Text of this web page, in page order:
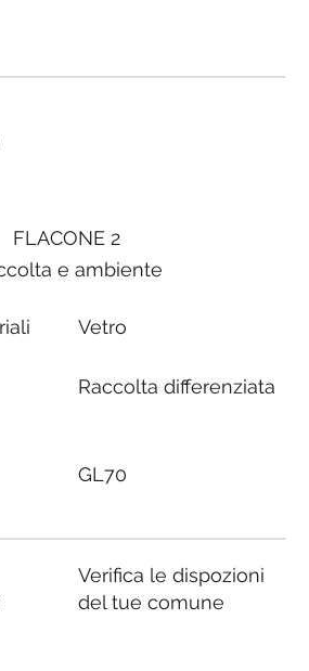
FLACONE 2
e ambiente
Vetro
Raccolta differenziata
GL70
Verifica le dispozioni
del tue comune